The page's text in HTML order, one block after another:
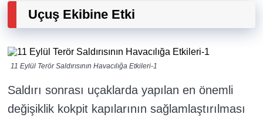
Uçuş Ekibine Etki
11 Eylül Terör Saldırısının Havacılığa Etkileri-1
Saldırı sonrası uçaklarda yapılan en önemli
değişiklik kokpit kapılarının sağlamlaştırılması